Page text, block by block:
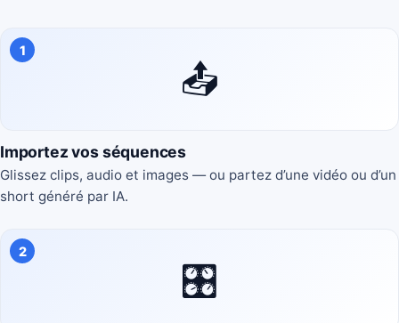
📤
1
Importez vos séquences
Glissez clips, audio et images — ou partez d’une vidéo ou d’un
short généré par IA.
🎛️
2